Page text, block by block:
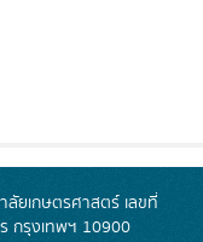
ลัยเกษตรศาสตร์ เลขที่
กรุงเทพฯ 10900